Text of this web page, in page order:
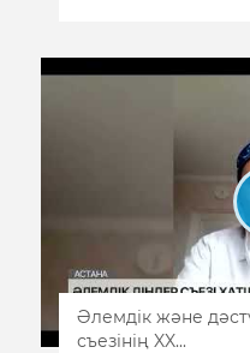
Әлемдік және
съезінің XX...